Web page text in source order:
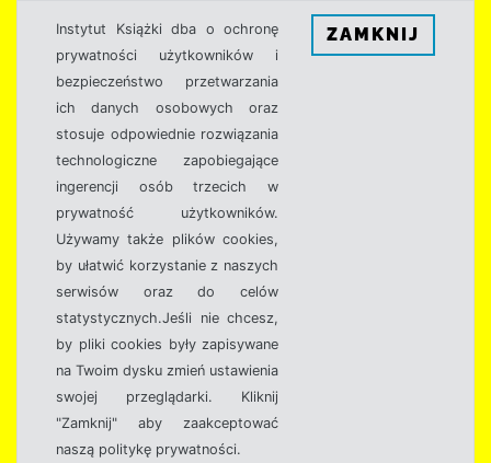
Instytut Książki dba o ochronę
prywatności użytkowników i
bezpieczeństwo przetwarzania
ich danych osobowych oraz
stosuje odpowiednie rozwiązania
technologiczne zapobiegające
ingerencji osób trzecich w
prywatność użytkowników.
Używamy także plików cookies,
by ułatwić korzystanie z naszych
serwisów oraz do celów
statystycznych.Jeśli nie chcesz,
by pliki cookies były zapisywane
na Twoim dysku zmień ustawienia
swojej przeglądarki. Kliknij
"Zamknij" aby zaakceptować
naszą politykę prywatności.
ZAMKNIJ